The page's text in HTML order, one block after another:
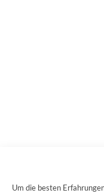
Um die besten